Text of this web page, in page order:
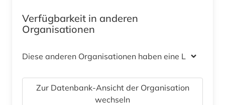
Verfügbarkeit in anderen
Organisationen
Diese anderen Organisationen haben eine Lizenz
Zur Datenbank-Ansicht der Organisation
wechseln